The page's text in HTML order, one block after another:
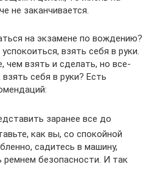
не заканчивается.
на экзамене по вождению?
взять себя в руки.
чем взять и сделать, но все-
себя в руки? Есть
заранее все до
как вы, со спокойной
садитесь в машину,
ремнем безопасности. И так